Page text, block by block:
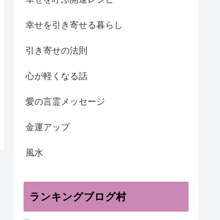
幸せを引き寄せる暮らし
引き寄せの法則
心が軽くなる話
愛の言霊メッセージ
金運アップ
風水
ランキングブログ村